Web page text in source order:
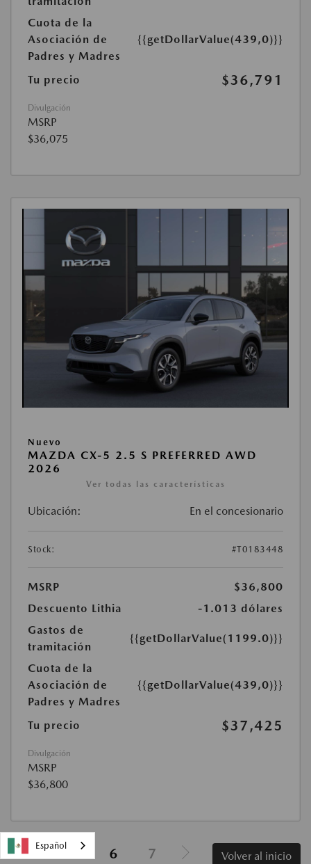
Cuota de la
Asociación de
Padres y Madres
{{getDollarValue(439,0)}}
Tu precio $36,791
Divulgación
MSRP
$36,075
Nuevo
MAZDA CX-5 2.5 S PREFERRED AWD
2026
Ver todas las características
Ubicación: En el concesionario
Stock: #T0183448
MSRP
$36,800
Descuento Lithia
-1.013 dólares
Gastos de
tramitación
{{getDollarValue(1199.0)}}
Cuota de la
Asociación de
Padres y Madres
{{getDollarValue(439,0)}}
Tu precio $37,425
Divulgación
MSRP
$36,800
6 7 Volver al inicio
Español